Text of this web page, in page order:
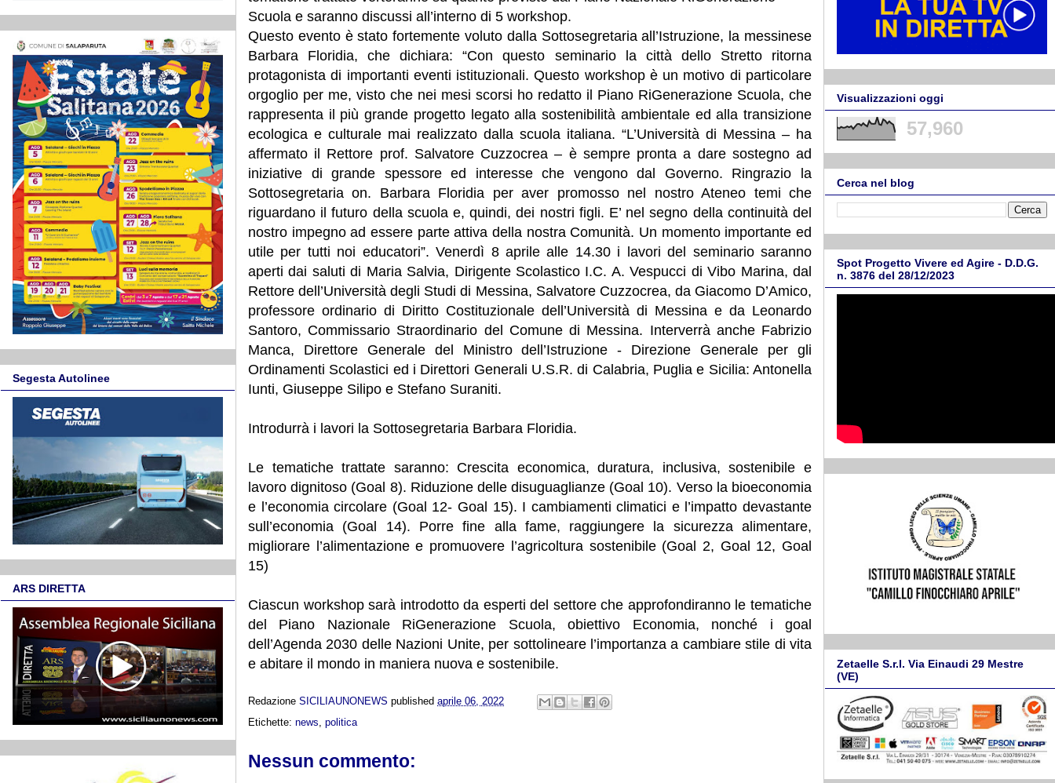
Scuola e saranno discussi all’interno di 5 workshop.
Questo evento è stato fortemente voluto dalla Sottosegretaria all’Istruzione, la messinese
Barbara Floridia, che dichiara: “Con questo seminario la città dello Stretto ritorna
protagonista di importanti eventi istituzionali. Questo workshop è un motivo di particolare
orgoglio per me, visto che nei mesi scorsi ho redatto il Piano RiGenerazione Scuola, che
rappresenta il più grande progetto legato alla sostenibilità ambientale ed alla transizione
ecologica e culturale mai realizzato dalla scuola italiana. “L’Università di Messina – ha
affermato il Rettore prof. Salvatore Cuzzocrea – è sempre pronta a dare sostegno ad
iniziative di grande spessore ed interesse che vengono dal Governo. Ringrazio la
Sottosegretaria on. Barbara Floridia per aver promosso nel nostro Ateneo temi che
riguardano il futuro della scuola e, quindi, dei nostri figli. E’ nel segno della continuità del
nostro impegno ad essere parte attiva della nostra Comunità. Un momento importante ed
utile per tutti noi educatori”. Venerdì 8 aprile alle 14.30 i lavori del seminario saranno
aperti dai saluti di Maria Salvia, Dirigente Scolastico I.C. A. Vespucci di Vibo Marina, dal
Rettore dell’Università degli Studi di Messina, Salvatore Cuzzocrea, da Giacomo D’Amico,
professore ordinario di Diritto Costituzionale dell’Università di Messina e da Leonardo
Santoro, Commissario Straordinario del Comune di Messina. Interverrà anche Fabrizio
Manca, Direttore Generale del Ministro dell’Istruzione - Direzione Generale per gli
Ordinamenti Scolastici ed i Direttori Generali U.S.R. di Calabria, Puglia e Sicilia: Antonella
Iunti, Giuseppe Silipo e Stefano Suraniti.
Introdurrà i lavori la Sottosegretaria Barbara Floridia.
Le tematiche trattate saranno: Crescita economica, duratura, inclusiva, sostenibile e
lavoro dignitoso (Goal 8). Riduzione delle disuguaglianze (Goal 10). Verso la bioeconomia
e l’economia circolare (Goal 12- Goal 15). I cambiamenti climatici e l’impatto devastante
sull’economia (Goal 14). Porre fine alla fame, raggiungere la sicurezza alimentare,
migliorare l’alimentazione e promuovere l’agricoltura sostenibile (Goal 2, Goal 12, Goal
15)
Ciascun workshop sarà introdotto da esperti del settore che approfondiranno le tematiche
del Piano Nazionale RiGenerazione Scuola, obiettivo Economia, nonché i goal
dell’Agenda 2030 delle Nazioni Unite, per sottolineare l’importanza a cambiare stile di vita
e abitare il mondo in maniera nuova e sostenibile.
Redazione SICILIAUNONEWS published aprile 06, 2022
Etichette: news politica
Nessun commento:
Segesta Autolinee
ARS DIRETTA
Visualizzazioni oggi
57,960
Cerca nel blog
Spot Progetto Vivere ed Agire - D.D.G.
n. 3876 del 28/12/2023
Zetaelle S.r.l. Via Einaudi 29 Mestre
(VE)